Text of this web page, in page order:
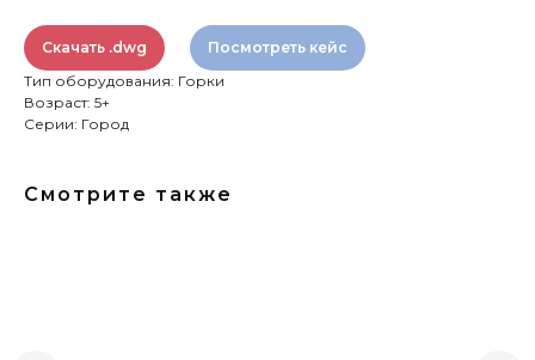
Скачать .dwg
Посмотреть кейс
Тип оборудования: Горки
Возраст: 5+
Серии: Город
Смотрите также